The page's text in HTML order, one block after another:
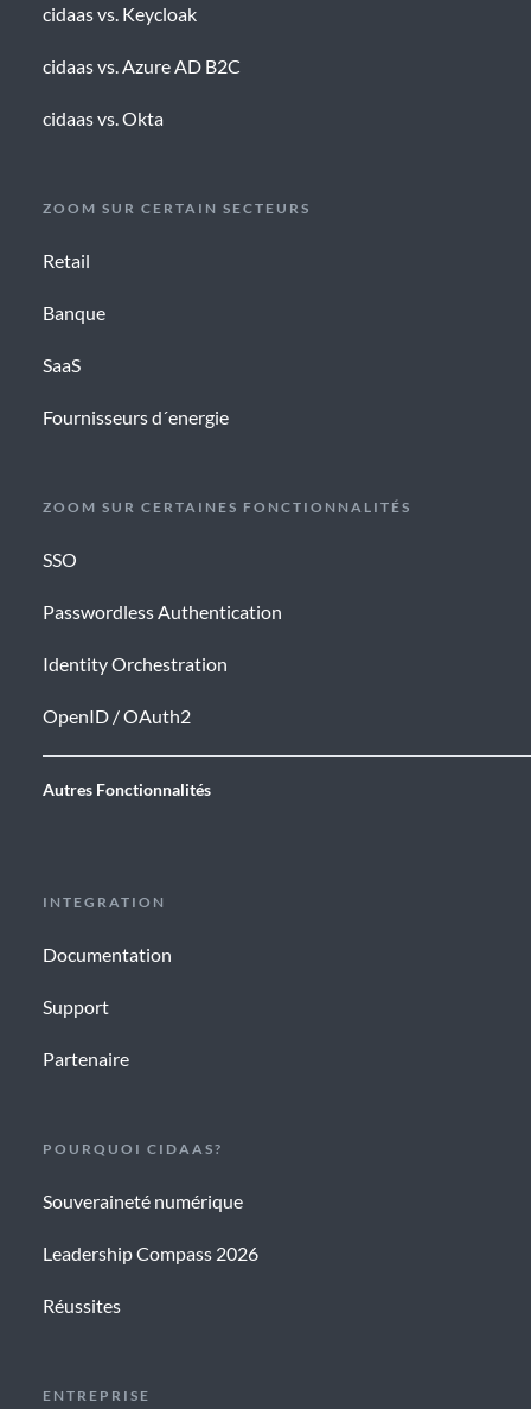
cidaas vs. Keycloak
cidaas vs. Azure AD B2C
cidaas vs. Okta
ZOOM SUR CERTAIN SECTEURS
Retail
Banque
SaaS
Fournisseurs d´energie
ZOOM SUR CERTAINES FONCTIONNALITÉS
SSO
Passwordless Authentication
Identity Orchestration
OpenID / OAuth2
Autres Fonctionnalités
INTEGRATION
Documentation
Support
Partenaire
POURQUOI CIDAAS?
Souveraineté numérique
Leadership Compass 2026
Réussites
ENTREPRISE